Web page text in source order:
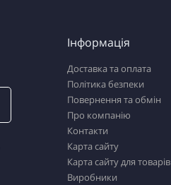
Інформація
Доставка та оплата
Політика безпеки
Повернення та обмін
Про компанію
Контакти
Карта сайту
Карта сайту для товарів
Виробники